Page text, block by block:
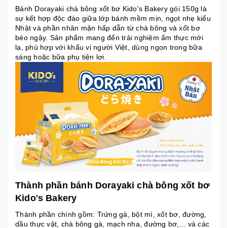
Bánh Dorayaki chà bông xốt bơ Kido's Bakery gói 150g là
sự kết hợp độc đáo giữa lớp bánh mềm mịn, ngọt nhẹ kiểu
Nhật và phần nhân mặn hấp dẫn từ chà bông và xốt bơ
béo ngậy. Sản phẩm mang đến trải nghiệm ẩm thực mới
lạ, phù hợp với khẩu vị người Việt, dùng ngon trong bữa
sáng hoặc bữa phụ tiện lợi.
Thành phần bánh Dorayaki chà bông xốt bơ
Kido's Bakery
Thành phần chính gồm: Trứng gà, bột mì, xốt bơ, đường,
dầu thực vật, chà bông gà, mạch nha, đường bơ,... và các